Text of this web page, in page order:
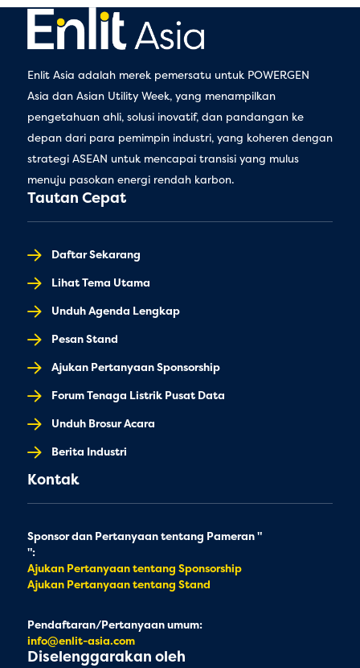
Enlit Asia adalah merek pemersatu untuk POWERGEN
Asia dan Asian Utility Week, yang menampilkan
pengetahuan ahli, solusi inovatif, dan pandangan ke
depan dari para pemimpin industri, yang koheren dengan
strategi ASEAN untuk mencapai transisi yang mulus
menuju pasokan energi rendah karbon.
Tautan Cepat
Daftar Sekarang
Lihat Tema Utama
Unduh Agenda Lengkap
Pesan Stand
Ajukan Pertanyaan Sponsorship
Forum Tenaga Listrik Pusat Data
Unduh Brosur Acara
Berita Industri
Kontak
Sponsor dan Pertanyaan tentang Pameran "
":
Ajukan Pertanyaan tentang Sponsorship
Ajukan Pertanyaan tentang Stand
Pendaftaran/Pertanyaan umum:
info@enlit-asia.com
Diselenggarakan oleh